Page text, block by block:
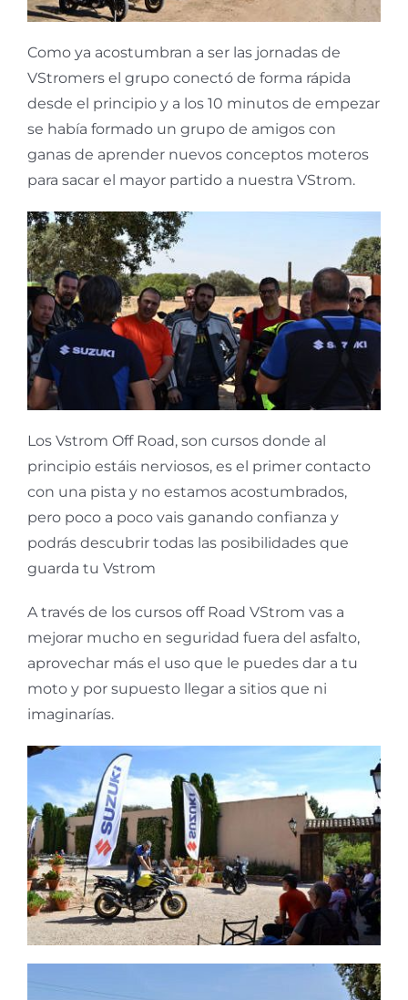
Como ya acostumbran a ser las jornadas de
VStromers el grupo conectó de forma rápida
desde el principio y a los 10 minutos de empezar
se había formado un grupo de amigos con
ganas de aprender nuevos conceptos moteros
para sacar el mayor partido a nuestra VStrom.
Los Vstrom Off Road, son cursos donde al
principio estáis nerviosos, es el primer contacto
con una pista y no estamos acostumbrados,
pero poco a poco vais ganando confianza y
podrás descubrir todas las posibilidades que
guarda tu Vstrom
A través de los cursos off Road VStrom vas a
mejorar mucho en seguridad fuera del asfalto,
aprovechar más el uso que le puedes dar a tu
moto y por supuesto llegar a sitios que ni
imaginarías.